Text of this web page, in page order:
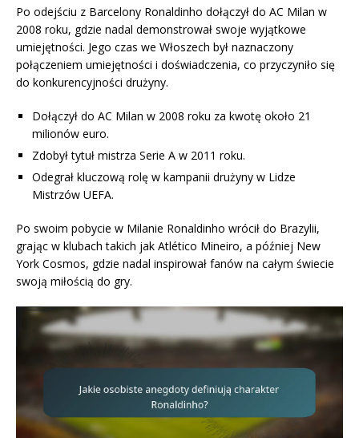
Po odejściu z Barcelony Ronaldinho dołączył do AC Milan w
2008 roku, gdzie nadal demonstrował swoje wyjątkowe
umiejętności. Jego czas we Włoszech był naznaczony
połączeniem umiejętności i doświadczenia, co przyczyniło się
do konkurencyjności drużyny.
Dołączył do AC Milan w 2008 roku za kwotę około 21
milionów euro.
Zdobył tytuł mistrza Serie A w 2011 roku.
Odegrał kluczową rolę w kampanii drużyny w Lidze
Mistrzów UEFA.
Po swoim pobycie w Milanie Ronaldinho wrócił do Brazylii,
grając w klubach takich jak Atlético Mineiro, a później New
York Cosmos, gdzie nadal inspirował fanów na całym świecie
swoją miłością do gry.